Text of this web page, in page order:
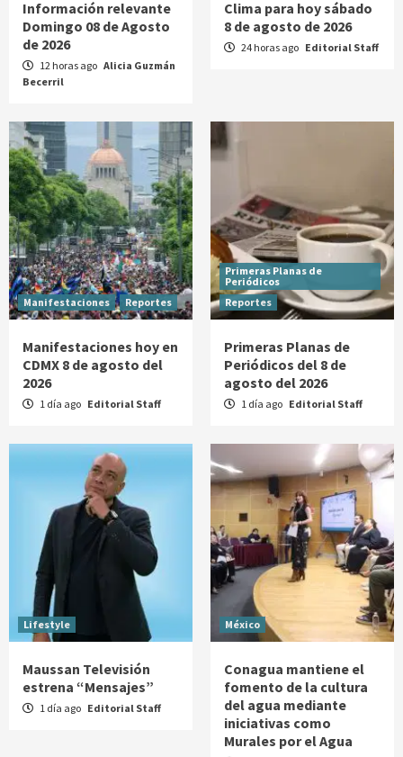
Información relevante
Domingo 08 de Agosto
de 2026
12 horas ago Alicia Guzmán
Becerril
Clima para hoy sábado
8 de agosto de 2026
24 horas ago Editorial Staff
Manifestaciones Reportes
Manifestaciones hoy en
CDMX 8 de agosto del
2026
1 día ago Editorial Staff
Primeras Planas de
Periódicos
Reportes
Primeras Planas de
Periódicos del 8 de
agosto del 2026
1 día ago Editorial Staff
Lifestyle
Maussan Televisión
estrena “Mensajes”
1 día ago Editorial Staff
México
Conagua mantiene el
fomento de la cultura
del agua mediante
iniciativas como
Murales por el Agua